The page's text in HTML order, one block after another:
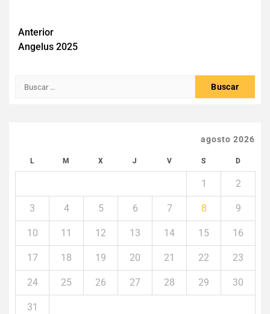
Navegación
de
Anterior
Angelus 2025
Buscar:
agosto 2026
L M X J V S D
1 2
3 4 5 6 7 8 9
10 11 12 13 14 15 16
17 18 19 20 21 22 23
24 25 26 27 28 29 30
31